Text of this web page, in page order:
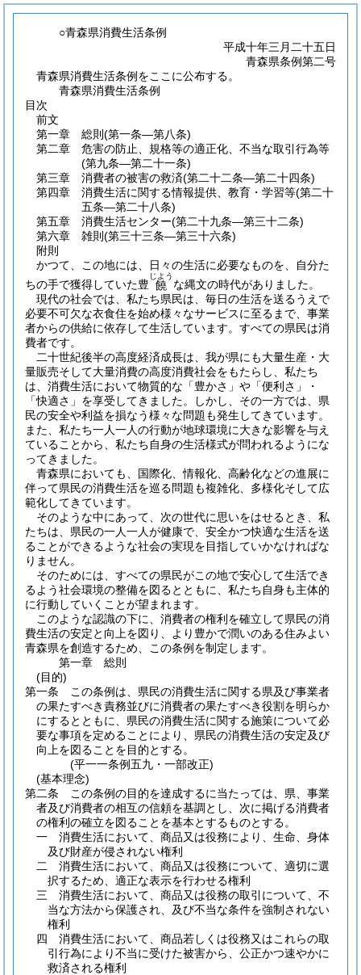
○青森県消費生活条例
平成十年三月二十五日
青森県条例第二号
青森県消費生活条例をここに公布する。
青森県消費生活条例
目次
前文
第一章
総則 (第一条―第八条)
第二章
危害の防止、規格等の適正化、不当な取引行為等
(第九条―第二十一条)
第三章
消費者の被害の救済(第二十二条―第二十四条)
第四章
消費生活に関する情報提供、教育・学習等(第二十
五条―第二十八条)
第五章
消費生活センター(第二十九条―第三十二条)
第六章
雑則 (第三十三条―第三十六条)
附則
かつて、この地には、日々の生活に必要なものを、自分た
ちの手で獲得していた豊 饒
じよう
な縄文の時代がありました。
現代の社会では、私たち県民は、毎日の生活を送るうえで
必要不可欠な衣食住を始め様々なサービスに至るまで、事業
者からの供給に依存して生活しています。すべての県民は消
費者です。
二十世紀後半の高度経済成長は、我が県にも大量生産・大
量販売そして大量消費の高度消費社会をもたらし、私たち
は、消費生活において物質的な「豊かさ」や「便利さ」・
「快適さ」を享受してきました。しかし、その一方では、県
民の安全や利益を損なう様々な問題も発生してきています。
また、私たち一人一人の行動が地球環境に大きな影響を与え
ていることから、私たち自身の生活様式が問われるようにな
ってきました。
青森県においても、国際化、情報化、高齢化などの進展に
伴って県民の消費生活を巡る問題も複雑化、多様化そして広
範化してきています。
そのような中にあって、次の世代に思いをはせるとき、私
たちは、県民の一人一人が健康で、安全かつ快適な生活を送
ることができるような社会の実現を目指していかなければな
りません。
そのためには、すべての県民がこの地で安心して生活でき
るよう社会環境の整備を図るとともに、私たち自身も主体的
に行動していくことが望まれます。
このような認識の下に、消費者の権利を確立して県民の消
費生活の安定と向上を図り、より豊かで潤いのある住みよい
青森県を創造するため、この条例を制定します。
第一章
総則
(目的)
第一条
この条例は、県民の消費生活に関する県及び事業者
の果たすべき責務並びに消費者の果たすべき役割を明らか
にするとともに、県民の消費生活に関する施策について必
要な事項を定めることにより、県民の消費生活の安定及び
向上を図ることを目的とする。
(平一一条例五九・一部改正)
(基本理念)
第二条
この条例の目的を達成するに当たっては、県、事業
者及び消費者の相互の信頼を基調とし、次に掲げる消費者
の権利の確立を図ることを基本とするものとする。
一
消費生活において、商品又は役務により、生命、身体
及び財産が侵されない権利
二
消費生活において、商品又は役務について、適切に選
択するため、適正な表示を行わせる権利
三
消費生活において、商品又は役務の取引について、不
当な方法から保護され、及び不当な条件を強制されない
権利
四
消費生活において、商品若しくは役務又はこれらの取
引行為により不当に受けた被害から、公正かつ速やかに
救済される権利